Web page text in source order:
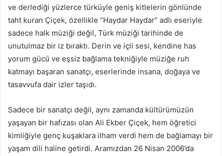
ve derlediği yüzlerce türküyle geniş kitlelerin gönlünde
taht kuran Çiçek, özellikle “Haydar Haydar” adlı eseriyle
sadece halk müziği değil, Türk müziği tarihinde de
unutulmaz bir iz bıraktı. Derin ve içli sesi, kendine has
yorum gücü ve eşsiz bağlama tekniğiyle müziğe ruh
katmayı başaran sanatçı, eserlerinde insana, doğaya ve
tasavvufa dair izler taşıdı.
Sadece bir sanatçı değil, aynı zamanda kültürümüzün
yaşayan bir hafızası olan Ali Ekber Çiçek, hem öğretici
kimliğiyle genç kuşaklara ilham verdi hem de bağlamayı bir
yaşam dili haline getirdi. Aramızdan 26 Nisan 2006’da